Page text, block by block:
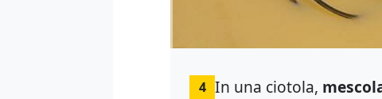
4 In una ciotola,